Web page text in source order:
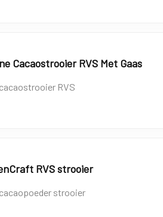
Cacaostrooier RVS Met Gaas
RVS
RVS strooier
strooier